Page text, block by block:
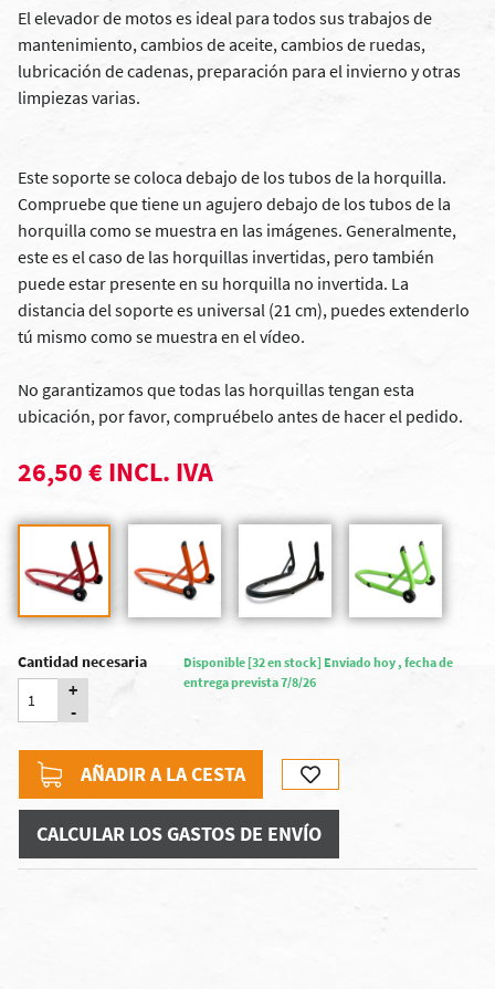
El elevador de motos es ideal para todos sus trabajos de
mantenimiento, cambios de aceite, cambios de ruedas,
lubricación de cadenas, preparación para el invierno y otras
limpiezas varias.
Este soporte se coloca debajo de los tubos de la horquilla.
Compruebe que tiene un agujero debajo de los tubos de la
horquilla como se muestra en las imágenes. Generalmente,
este es el caso de las horquillas invertidas, pero también
puede estar presente en su horquilla no invertida. La
distancia del soporte es universal (21 cm), puedes extenderlo
tú mismo como se muestra en el vídeo.
No garantizamos que todas las horquillas tengan esta
ubicación, por favor, compruébelo antes de hacer el pedido.
26,50 € INCL. IVA
Cantidad necesaria
+
-
Disponible [32 en stock] Enviado hoy , fecha de
entrega prevista 7/8/26
AÑADIR A LA CESTA
CALCULAR LOS GASTOS DE ENVÍO